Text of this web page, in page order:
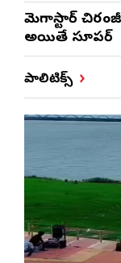
మెగాస్టార్
అయితే సూపర్
పాలిటిక్స్